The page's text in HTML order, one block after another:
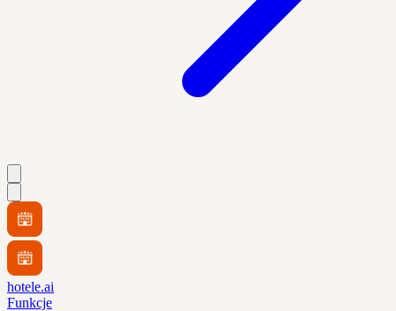
hotele.ai
Funkcje